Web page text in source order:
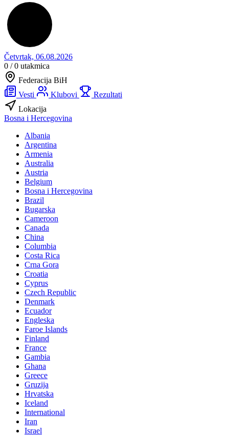
Četvrtak, 06.08.2026
0 / 0 utakmica
Federacija BiH
Vesti
Klubovi
Rezultati
Lokacija
Bosna i Hercegovina
Albania
Argentina
Armenia
Australia
Austria
Belgium
Bosna i Hercegovina
Brazil
Bugarska
Cameroon
Canada
China
Columbia
Costa Rica
Crna Gora
Croatia
Cyprus
Czech Republic
Denmark
Ecuador
Engleska
Faroe Islands
Finland
France
Gambia
Ghana
Greece
Gruzija
Hrvatska
Iceland
International
Iran
Israel